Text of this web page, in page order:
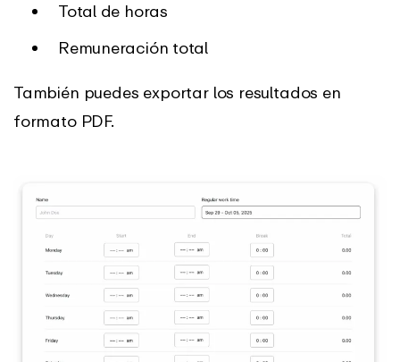
Total de horas
Remuneración total
También puedes exportar los resultados en
formato PDF.